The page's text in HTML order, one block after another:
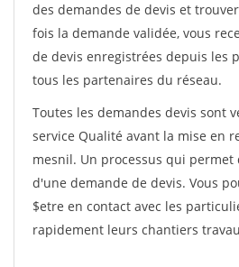
des demandes de devis et
fois la demande validée, vous
de devis enregistrées depuis les
tous les partenaires du réseau.
Toutes les demandes devis sont
service Qualité avant la mise en
mesnil. Un processus qui permet
d'une demande de devis. Vous
$etre en contact avec les
rapidement leurs chantiers